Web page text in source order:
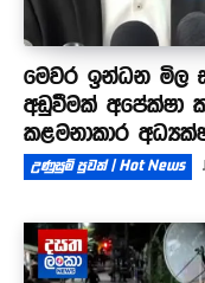
මෙවර ඉන්ධන මිල
අඩුවීමක් අපේක්ෂා
කළමනාකාර
උණුසුම් පුවත් | Hot News